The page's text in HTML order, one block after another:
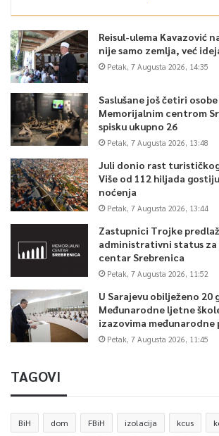
Reisul-ulema Kavazović
nije samo zemlja, već
Petak, 7 Augusta 2026, 14:35
Saslušane još četiri
Memorijalnim centrom
spisku ukupno 26
Petak, 7 Augusta 2026, 13:48
Juli donio rast
Više od 112 hiljada
noćenja
Petak, 7 Augusta 2026, 13:44
Zastupnici Trojke
administrativni status
centar Srebrenica
Petak, 7 Augusta 2026, 11:52
U Sarajevu obilježeno 20
Međunarodne ljetne
izazovima međunarodne
Petak, 7 Augusta 2026, 11:45
TAGOVI
BiH dom FBiH izolacija kcus